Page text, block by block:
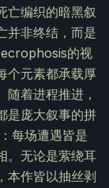
亡编织的暗黑叙
非终结，而是
的视
个元素都承载厚
着进程推进，
是庞大叙事的拼
每场遭遇皆是
。无论是萦绕耳
本作皆以抽丝剥